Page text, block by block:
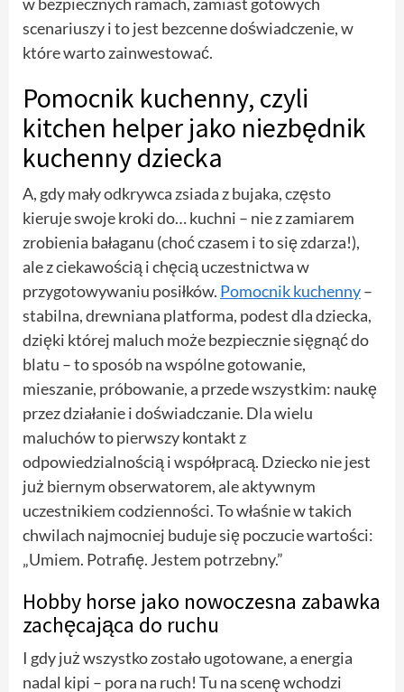
w bezpiecznych ramach, zamiast gotowych
scenariuszy i to jest bezcenne doświadczenie, w
które warto zainwestować.
Pomocnik kuchenny, czyli
kitchen helper jako niezbędnik
kuchenny dziecka
A, gdy mały odkrywca zsiada z bujaka, często
kieruje swoje kroki do… kuchni – nie z zamiarem
zrobienia bałaganu (choć czasem i to się zdarza!),
ale z ciekawością i chęcią uczestnictwa w
przygotowywaniu posiłków. Pomocnik kuchenny–
stabilna, drewniana platforma, podest dla dziecka,
dzięki której maluch może bezpiecznie sięgnąć do
blatu – to sposób na wspólne gotowanie,
mieszanie, próbowanie, a przede wszystkim: naukę
przez działanie i doświadczanie. Dla wielu
maluchów to pierwszy kontakt z
odpowiedzialnością i współpracą. Dziecko nie jest
już biernym obserwatorem, ale aktywnym
uczestnikiem codzienności. To właśnie w takich
chwilach najmocniej buduje się poczucie wartości:
„Umiem. Potrafię. Jestem potrzebny.”
Hobby horse jako nowoczesna zabawka
zachęcająca do ruchu
I gdy już wszystko zostało ugotowane, a energia
nadal kipi – pora na ruch! Tu na scenę wchodzi